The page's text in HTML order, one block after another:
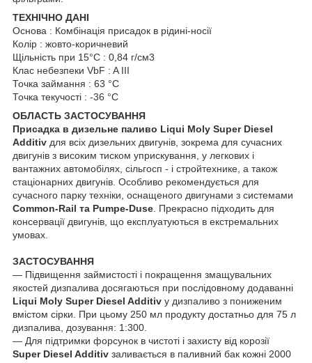
ТЕХНІЧНО ДАНІ
Основа : Комбінація присадок в рідині-носії
Колір : жовто-коричневий
Щільність при 15°C : 0,84 г/см3
Клас небезпеки VbF : A III
Точка займання : 63 °C
Точка текучості : -36 °C
ОБЛАСТЬ ЗАСТОСУВАННЯ
Присадка в дизельне паливо Liqui Moly Super Diesel
Addіtіv для всіх дизельних двигунів, зокрема для сучасних
двигунів з високим тиском уприскування, у легкових і
вантажних автомобілях, сільгосп - і стройтехнике, а також
стаціонарних двигунів. Особливо рекомендується для
сучасного парку техніки, оснащеного двигунами з системами
Common-Rail та Pumpe-Duse . Прекрасно підходить для
консервації двигунів, що експлуатуються в екстремальних
умовах.
ЗАСТОСУВАННЯ
― Підвищення займистості і покращення змащувальних
якостей дизпалива досягаються при послідовному додаванні
Liqui Moly Super Diesel Addіtіv у дизпаливо з пониженим
вмістом сірки. При цьому 250 мл продукту достатньо для 75 л
дизпалива, дозування: 1:300.
― Для підтримки форсунок в чистоті і захисту від корозії
Super Diesel Addіtіv заливається в паливний бак кожні 2000